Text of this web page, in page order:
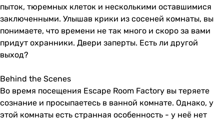
пыток, тюремных клеток и несколькими оставшимися
заключенными. Улышав крики из сосеней комнаты, вы
понимаете, что времени не так много и скоро за вами
придут охранники. Двери заперты. Есть ли другой
выход?
Behind the Scenes
Во время посещения Escape Room Factory вы теряете
сознание и просыпаетесь в ванной комнате. Однако, у
этой комнаты есть странная особенность - у неё нет